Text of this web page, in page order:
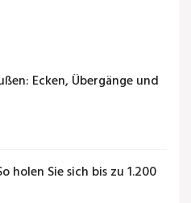
Ecken, Übergänge und
holen Sie sich bis zu 1.200